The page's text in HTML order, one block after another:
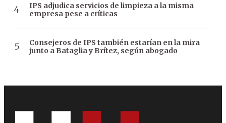
IPS adjudica servicios de limpieza a la misma
empresa pese a críticas
Consejeros de IPS también estarían en la mira
junto a Bataglia y Brítez, según abogado